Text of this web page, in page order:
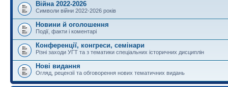
Війна 2022-2026
Символи війни 2022-2026 років
Новини й оголошення
Події, факти і коментарі
Конференції, конгреси, семінари
Різні заходи УГТ та з тематики спеціальних історичних дисциплін
Нові видання
Огляд, рецензії та обговорення нових тематичних видань